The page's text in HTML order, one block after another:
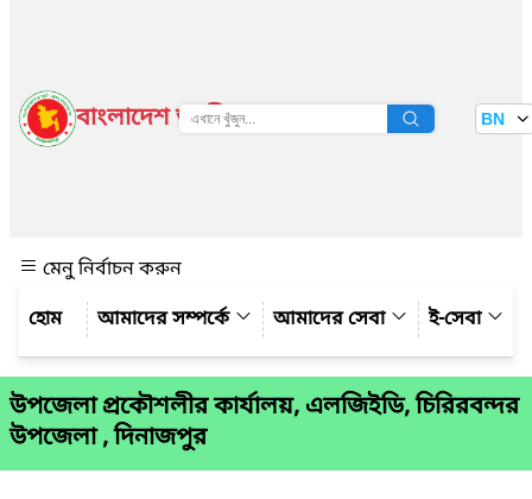
বাংলাদেশ জাতীয় তথ্য বাতায়ন BN
মেনু নির্বাচন করুন
আমাদের সম্পর্কে
আমাদের সেবা ই-সেবা
উপজেলা প্রকৌশলীর কার্যালয়, এলজিইডি, চিরিরবন্দর
উপজেলা , দিনাজপুর